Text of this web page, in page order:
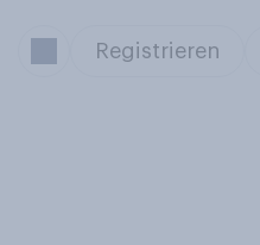
Registrieren